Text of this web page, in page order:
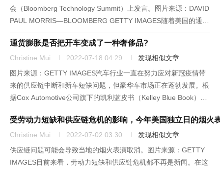
会（Bloomberg Technology Summit）上发言。图片来源：DAVID
PAUL MORRIS—BLOOMBERG GETTY IMAGES随着美国的通胀
水平创数十年新高，工薪族工资上涨速度跟不上日常开支的增长速
度，但CE...
通货膨胀是否把开车变成了一种奢侈品?
Christine Mui 2022-07-18 04:29
发现相似文章
图片来源：GETTY IMAGES汽车行业一直在努力应对新冠疫情带
来的供应链中断和新车短缺问题，但豪华车市场正在蓬勃发展。根
据Cox Automotive公司旗下的凯利蓝皮书（Kelley Blue Book）于
7月12日发布的新数据，今年6月的豪华车购买量占汽车总销量的
18%，高于一个月前的17....
受劳动力短缺和供应链危机的影响，今年美国独立日的烟火
Christine Mui 2022-07-02 03:30
发现相似文章
供应链问题可能会导致当地的烟火表演取消。图片来源：GETTY
IMAGES目前来看，劳动力短缺和供应链危机都不再是新闻。在这